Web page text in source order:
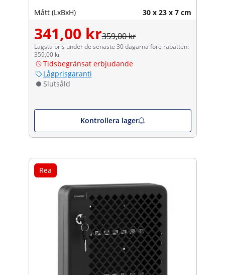
Mått (LxBxH) 30 x 23 x 7 cm
341,00 kr359,00 kr
Lägsta pris under de senaste 30 dagarna före rabatten:
359,00 kr
Tidsbegränsat erbjudande
Lågprisgaranti
Slutsåld
Kontrollera lager
Rea